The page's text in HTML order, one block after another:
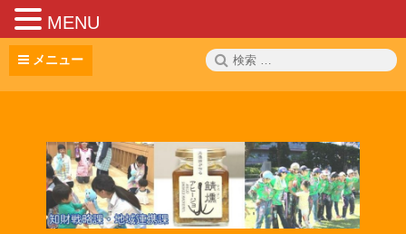
コ
メニュー
検
索:
MENU